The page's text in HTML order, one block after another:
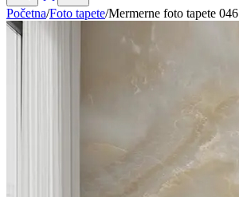
Početna/Foto tapete/Mermerne foto tapete 046